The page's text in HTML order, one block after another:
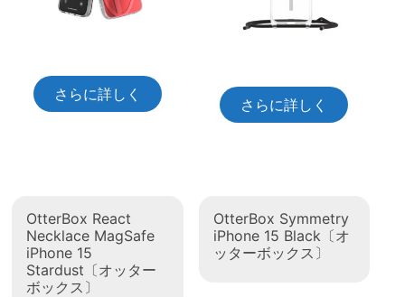
さらに詳しく
さらに詳しく
OtterBox React
Necklace MagSafe
iPhone 15
Stardust〔オッター
ボックス〕
OtterBox Symmetry
iPhone 15 Black〔オ
ッターボックス〕